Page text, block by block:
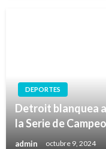
DEPORTES
Detroit blanquea
la Serie de
admin octubre 9, 2024